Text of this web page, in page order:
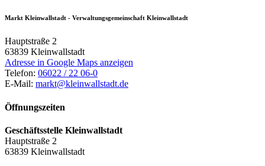
Markt Kleinwallstadt - Verwaltungsgemeinschaft Kleinwallstadt
Hauptstraße 2
63839 Kleinwallstadt
Adresse in Google Maps anzeigen
Telefon: 06022 / 22 06-0
E-Mail: markt@kleinwallstadt.de
Öffnungszeiten
Geschäftsstelle Kleinwallstadt
Hauptstraße 2
63839 Kleinwallstadt